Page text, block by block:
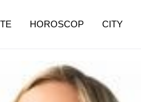
HOROSCOP CITY
măsură ce înaintezi în vârstă